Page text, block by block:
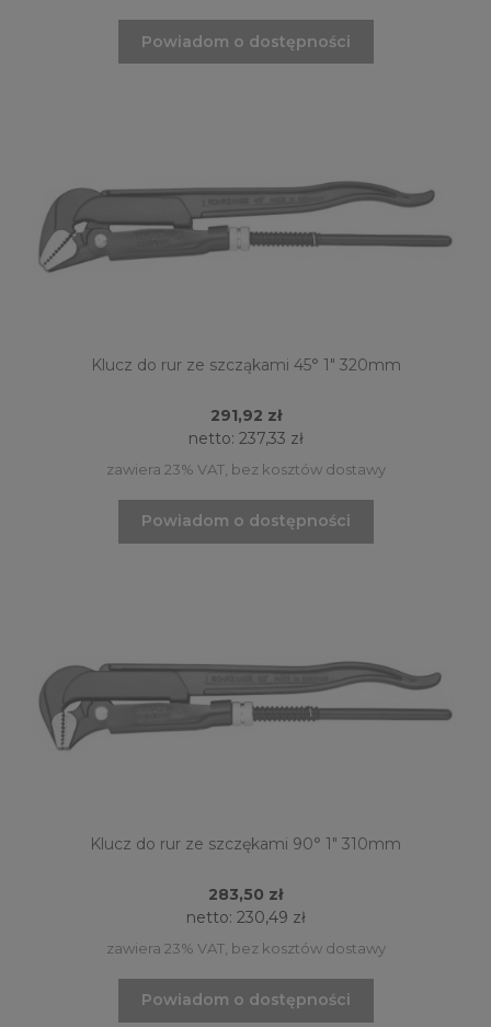
Powiadom o dostępności
Klucz do rur ze szcząkami 45° 1" 320mm
291,92 zł
netto: 237,33 zł
zawiera 23% VAT, bez kosztów dostawy
Powiadom o dostępności
Klucz do rur ze szczękami 90° 1" 310mm
283,50 zł
netto: 230,49 zł
zawiera 23% VAT, bez kosztów dostawy
Powiadom o dostępności